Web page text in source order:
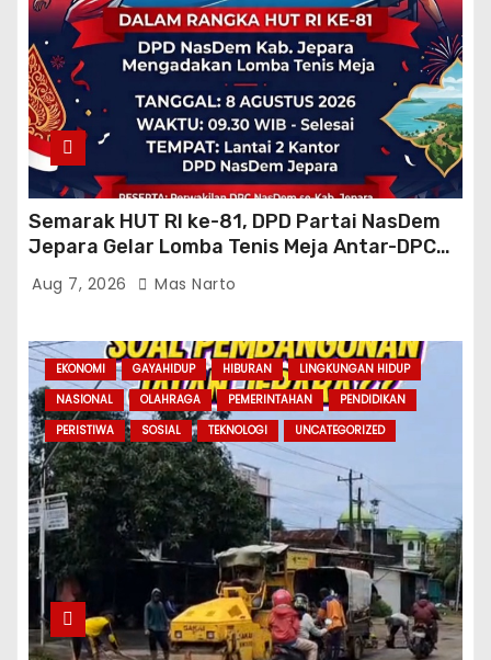
Semarak HUT RI ke-81, DPD Partai NasDem
Jepara Gelar Lomba Tenis Meja Antar-DPC
Se-Kabupaten
Aug 7, 2026 Mas Narto
EKONOMI GAYAHIDUP HIBURAN
LINGKUNGAN HIDUP
NASIONAL
OLAHRAGA PEMERINTAHAN
PENDIDIKAN
PERISTIWA
SOSIAL TEKNOLOGI UNCATEGORIZED